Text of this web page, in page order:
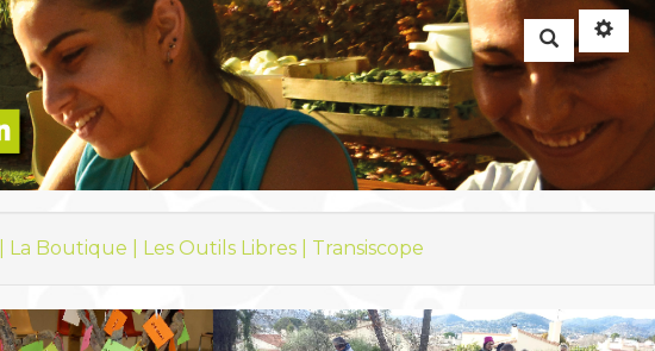
Rechercher
La Boutique | Les Outils Libres | Transiscope